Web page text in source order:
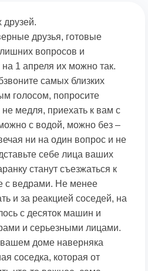
друзей.
друзья, готовые
вопросов и
1 апреля их можно так.
самых близких
голосом, попросите
медля, приехать к вам с
с водой, можно без –
ни на один вопрос и не
себе лица ваших
станут съезжаться к
с ведрами. Не менее
и за реакцией соседей, на
с десяток машин и
и серьезными лицами.
вашем доме наверняка
соседка, которая от